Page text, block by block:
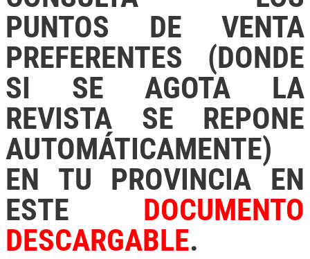
PUNTOS DE VENTA
PREFERENTES (DONDE
SI SE AGOTA LA
REVISTA SE REPONE
AUTOMÁTICAMENTE)
EN TU PROVINCIA EN
ESTE DOCUMENTO
DESCARGABLE.